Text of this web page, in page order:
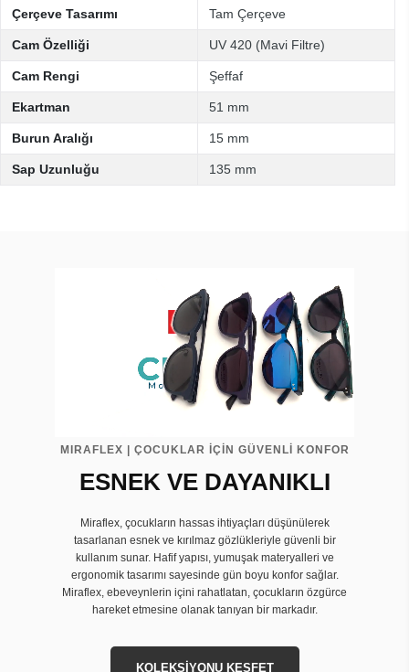
Çerçeve Tasarımı Tam Çerçeve
Cam Özelliği UV 420 (Mavi Filtre)
Cam Rengi Şeffaf
Ekartman 51 mm
Burun Aralığı 15 mm
Sap Uzunluğu 135 mm
MIRAFLEX | ÇOCUKLAR İÇİN GÜVENLİ KONFOR
ESNEK VE DAYANIKLI
Miraflex, çocukların hassas ihtiyaçları düşünülerek
tasarlanan esnek ve kırılmaz gözlükleriyle güvenli bir
kullanım sunar. Hafif yapısı, yumuşak materyalleri ve
ergonomik tasarımı sayesinde gün boyu konfor sağlar.
Miraflex, ebeveynlerin içini rahatlatan, çocukların özgürce
hareket etmesine olanak tanıyan bir markadır.
KOLEKSİYONU KEŞFET